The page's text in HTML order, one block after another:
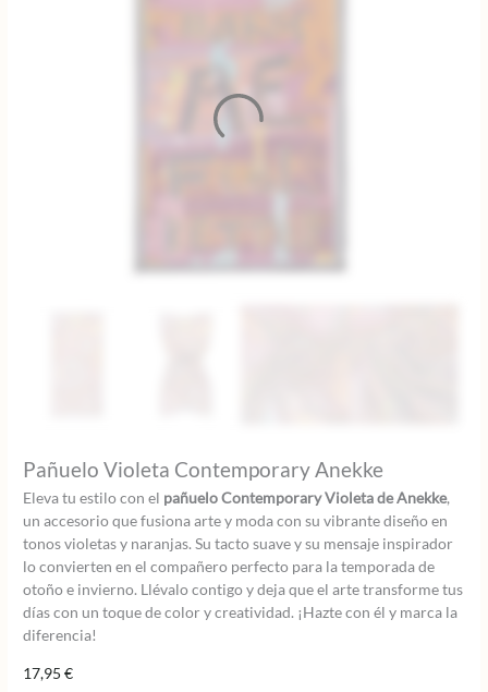
Pañuelo Violeta Contemporary Anekke
Eleva tu estilo con el pañuelo Contemporary Violeta de Anekke,
un accesorio que fusiona arte y moda con su vibrante diseño en
tonos violetas y naranjas. Su tacto suave y su mensaje inspirador
lo convierten en el compañero perfecto para la temporada de
otoño e invierno. Llévalo contigo y deja que el arte transforme tus
días con un toque de color y creatividad. ¡Hazte con él y marca la
diferencia!
17,95€